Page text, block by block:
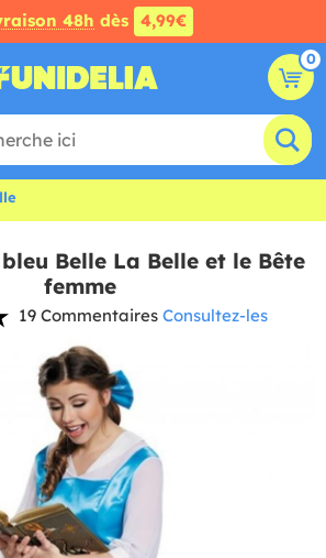
48h dès 4,99€
0
Belle La Belle et le Bête
femme
19 Commentaires Consultez-les